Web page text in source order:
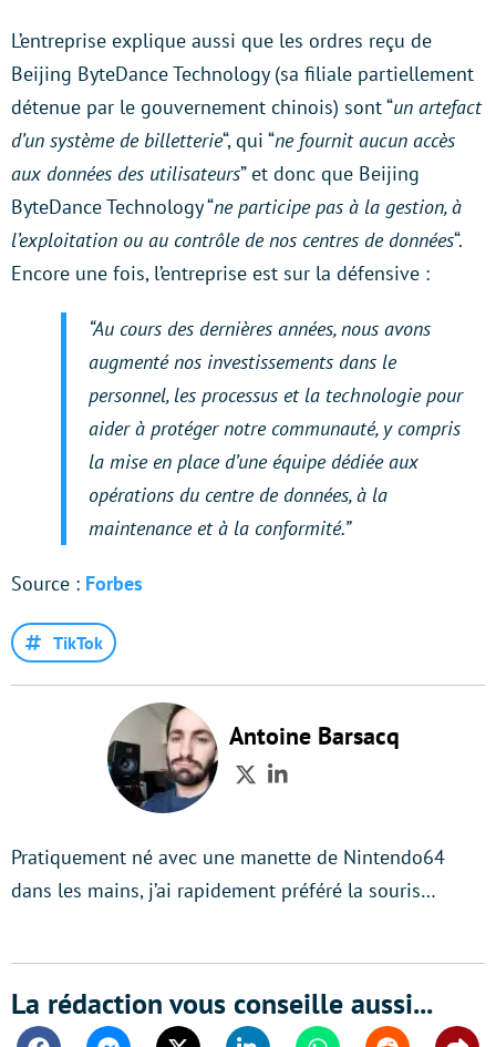
L’entreprise explique aussi que les ordres reçu de
Beijing ByteDance Technology (sa filiale partiellement
détenue par le gouvernement chinois) sont “un artefact
d’un système de billetterie“, qui “ne fournit aucun accès
aux données des utilisateurs” et donc que Beijing
ByteDance Technology “ne participe pas à la gestion, à
l’exploitation ou au contrôle de nos centres de données“.
Encore une fois, l’entreprise est sur la défensive :
“Au cours des dernières années, nous avons
augmenté nos investissements dans le
personnel, les processus et la technologie pour
aider à protéger notre communauté, y compris
la mise en place d’une équipe dédiée aux
opérations du centre de données, à la
maintenance et à la conformité.”
Source : Forbes
TikTok
Antoine Barsacq
TwitterLinkedIn
Pratiquement né avec une manette de Nintendo64
dans les mains, j’ai rapidement préféré la souris…
La rédaction vous conseille aussi...